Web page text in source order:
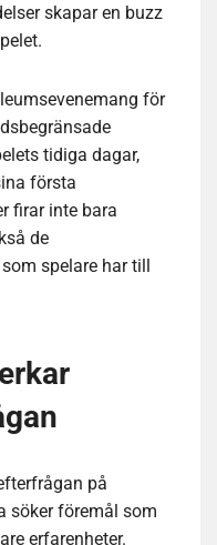
skapar en buzz
för
tidiga dagar,
första
firar inte bara
de
spelare har till
på
söker föremål som
erfarenheter.